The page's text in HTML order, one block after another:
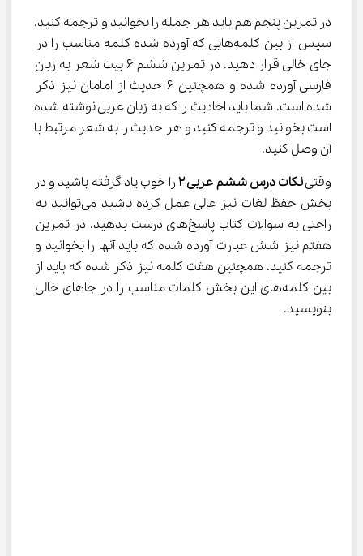
در تمرین پنجم هم باید هر جمله را بخوانید و ترجمه کنید.
سپس از بین کلمه‌هایی که آورده شده کلمه مناسب را در
جای خالی قرار دهید. در تمرین ششم ۶ بیت شعر به زبان
فارسی آورده شده و همچنین ۶ حدیث از امامان نیز ذکر
شده است. شما باید احادیث را که به زبان عربی نوشته شده
است بخوانید و ترجمه کنید و هر حدیث را به شعر مرتبط با
آن وصل کنید.
وقتی نکات درس ششم عربی ۲ را خوب یاد گرفته باشید و در
بخش حفظ لغات نیز عالی عمل کرده باشید می‌توانید به
راحتی به سوالات کتاب پاسخ‌های درست بدهید. در تمرین
هفتم نیز شش عبارت آورده شده که باید آنها را بخوانید و
ترجمه کنید. همچنین هفت کلمه نیز ذکر شده که باید از
بین کلمه‌های این بخش کلمات مناسب را در جاهای خالی
بنویسید.